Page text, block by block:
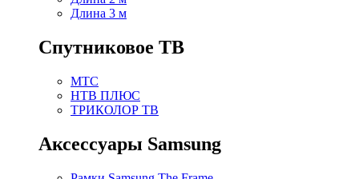
Длина 3 м
Спутниковое ТВ
МТС
НТВ ПЛЮС
ТРИКОЛОР ТВ
Аксессуары Samsung